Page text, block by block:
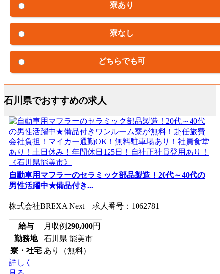
寮あり
寮なし
どちらでも可
石川県でおすすめの求人
自動車用マフラーのセラミック部品製造！20代～40代の
男性活躍中★備品付き...
株式会社BREXA Next 求人番号：1062781
給与 月収例290,000円
勤務地
石川県 能美市
寮・社宅 あり（無料）
詳しく